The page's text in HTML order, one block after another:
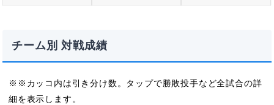
チーム別 対戦成績
※カッコ内は引き分け数。タップで勝敗投手など全試合の詳
細を表示します。